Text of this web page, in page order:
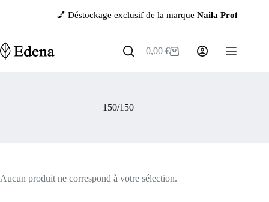
💅 Déstockage exclusif de la marqueNaila Professionnal
Panier
0,00€
150/150
Aucun produit ne correspond à votre sélection.